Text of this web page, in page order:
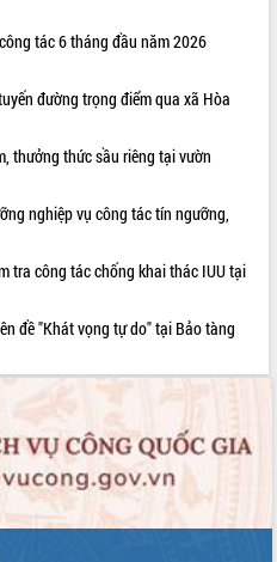
tác 6 tháng đầu năm 2026
đường trọng điểm qua xã Hòa
thưởng thức sầu riêng tại vườn
nghiệp vụ công tác tín ngưỡng,
tra công tác chống khai thác IUU tại
đề "Khát vọng tự do" tại Bảo tàng